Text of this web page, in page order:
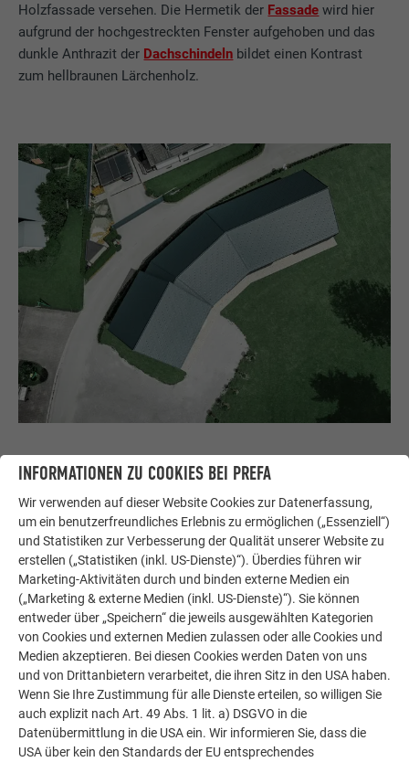
Holzfassade versehen. Die Hermetik der Fassade wird hier
aufgrund der hochgestreckten Fenster aufgehoben und das
dunkle Anthrazit der Dachschindeln bildet einen Kontrast
zum hellbraunen Lärchenholz.
EINE BESONDERE HAUT
Dass Bouldern eine besondere Architektur und entsprechend
gestaltete Räume verlangt, weiß auch Tomo Zadravec von
ZA&TO. Der boulderbegeisterte Handwerker war mit seinem
Team für die Umsetzung der Schindelfassade in Škofja Loka
verantwortlich und zog aufgrund der Größe des Projekts
externe Monteure hinzu. Besonders begeistert war Zadravec
von der weitläufigen Dachfläche, die ca. 700 m² umfasst, da
er eine derart große Fläche vor diesem Projekt noch nie
verlegt hatte. Binnen kürzester Zeit brachte ein achtköpfiges
Team die
Schindeln
mit strukturierter Oberfläche am Dach
an, dessen Unterkonstruktion während der gesamten
INFORMATIONEN ZU COOKIES BEI PREFA
Wir verwenden auf dieser Website Cookies zur Datenerfassung,
um ein benutzerfreundliches Erlebnis zu ermöglichen („Essenziell“)
und Statistiken zur Verbesserung der Qualität unserer Website zu
erstellen („Statistiken (inkl. US-Dienste)“). Überdies führen wir
Marketing-Aktivitäten durch und binden externe Medien ein
(„Marketing & externe Medien (inkl. US-Dienste)“). Sie können
entweder über „Speichern“ die jeweils ausgewählten Kategorien
von Cookies und externen Medien zulassen oder alle Cookies und
Medien akzeptieren. Bei diesen Cookies werden Daten von uns
und von Drittanbietern verarbeitet, die ihren Sitz in den USA haben.
Wenn Sie Ihre Zustimmung für alle Dienste erteilen, so willigen Sie
auch explizit nach Art. 49 Abs. 1 lit. a) DSGVO in die
Datenübermittlung in die USA ein. Wir informieren Sie, dass die
USA über kein den Standards der EU entsprechendes